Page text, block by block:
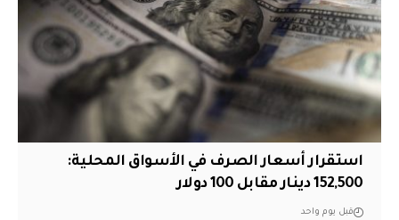
استقرار أسعار الصرف في الأسواق المحلية:
152,500 دينار مقابل 100 دولار
قبل يوم واحد